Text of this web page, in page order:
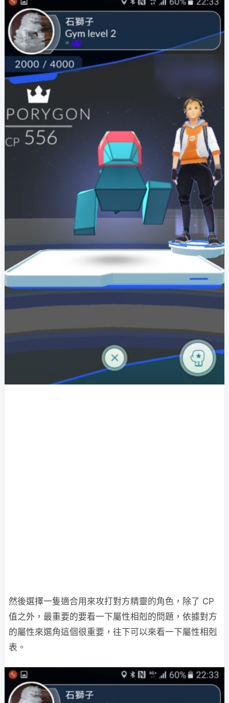
然後選擇一隻適合用來攻打對方精靈的角色，除了 CP
值之外，最重要的要看一下屬性相剋的問題，依據對方
的屬性來選角這個很重要，往下可以來看一下屬性相剋
表。